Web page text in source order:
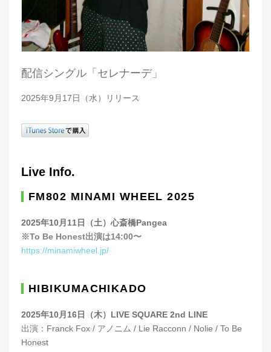
配信シングル「セレナーデ」
2025年9月17日（水）リリース
Live Info.
FM802 MINAMI WHEEL 2025
2025年10月11日（土）心斎橋Pangea
※To Be Honest出演は14:00〜
https://minamiwheel.jp/
HIBIKUMACHIKADO
2025年10月16日（木）LIVE SQUARE 2nd LINE
出演：Franck Fox / アノニム / Lie Racconn / Nolie / To Be
Honest